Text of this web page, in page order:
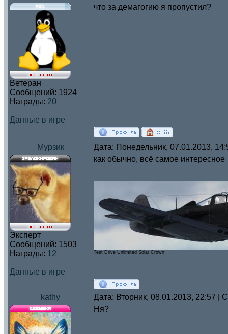
Ветеран
Сообщений: 1924
Награды: 20
Данные в игре
что за демагогию я пропустил?
Мурзик Дата: Понедельник, 07.01.2013,
Эксперт
Сообщений: 1503
Награды: 12
Данные в игре
как обычно, всё самое интересное
Test Drive Unlimited Solar Crown
kathy Дата: Вторник, 08.01.2013, 22:57 |
Ня?